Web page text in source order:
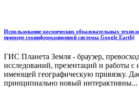
Использование космических образовательных
примере геоинформационной системы Google Earth)
ГИС Планета Земля - браузер,
исследований, презентаций и работы
имеющей географическую привязку.
принципиально новый интерактивны...